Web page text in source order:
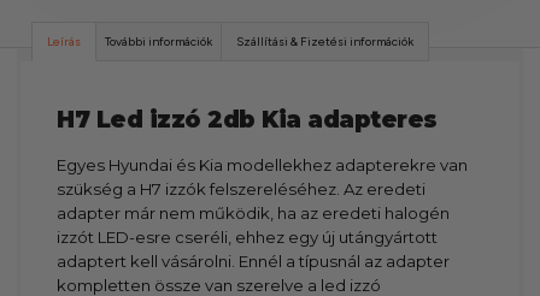
Leírás További információk Szállítási & Fizetési információk
H7 Led izzó 2db Kia adapteres
Egyes Hyundai és Kia modellekhez adapterekre van
szükség a H7 izzók felszereléséhez. Az eredeti
adapter már nem működik, ha az eredeti halogén
izzót LED-esre cseréli, ehhez egy új utángyártott
adaptert kell vásárolni. Ennél a típusnál az adapter
kompletten össze van szerelve a led izzó